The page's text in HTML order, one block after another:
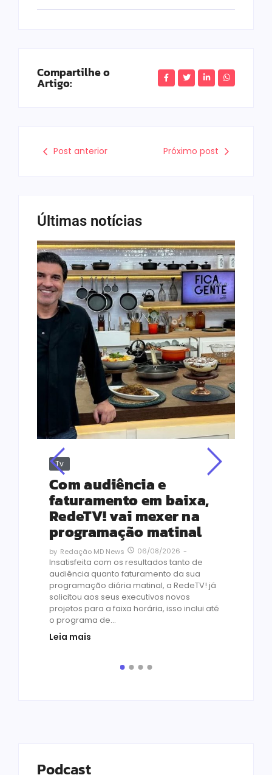
Compartilhe o
Artigo:
Post anterior Próximo post
Últimas notícias
Tv
Com audiência e
faturamento em baixa,
RedeTV! vai mexer na
programação matinal
by Redação MD News 06/08/2026 -
Insatisfeita com os resultados tanto de
audiência quanto faturamento da sua
programação diária matinal, a RedeTV! já
solicitou aos seus executivos novos
projetos para a faixa horária, isso inclui até
o programa de...
Leia mais
Podcast